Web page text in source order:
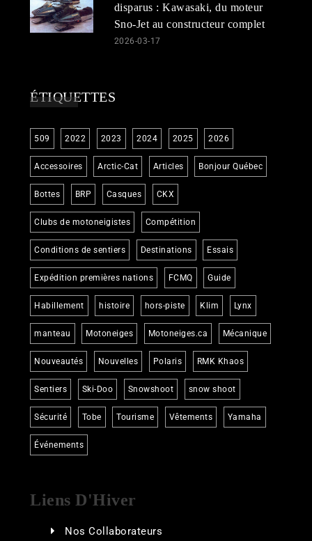
disparus : Kawasaki, du moteur
Sno-Jet au constructeur complet
2026-03-17
ÉTIQUETTES
509 2022 2023 2024 2025 2026
Accessoires Arctic-Cat Articles Bonjour Québec
Bottes BRP Casques CKX
Clubs de motoneigistes Compétition
Conditions de sentiers Destinations Essais
Expédition premières nations FCMQ Guide
Habillement histoire hors-piste Klim Lynx
manteau Motoneiges Motoneiges.ca Mécanique
Nouveautés Nouvelles Polaris RMK Khaos
Sentiers Ski-Doo Snowshoot snow shoot
Sécurité Tobe Tourisme Vêtements Yamaha
Événements
Liens D'Hiver
Nos Collaborateurs